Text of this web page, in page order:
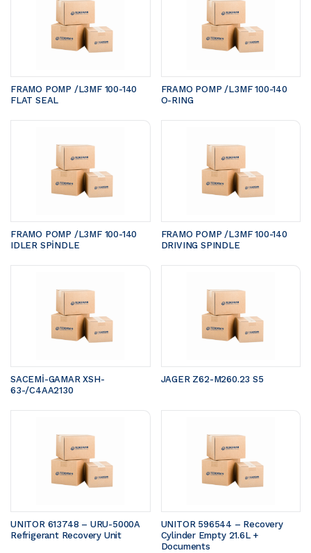
FRAMO POMP /L3MF 100-140
FLAT SEAL
FRAMO POMP /L3MF 100-140
O-RING
FRAMO POMP /L3MF 100-140
IDLER SPİNDLE
FRAMO POMP /L3MF 100-140
DRIVING SPINDLE
SACEMİ-GAMAR XSH-
63-/C4AA2130
JAGER Z62-M260.23 S5
UNITOR 613748 – URU-5000A
Refrigerant Recovery Unit
UNITOR 596544 – Recovery
Cylinder Empty 21.6L +
Documents